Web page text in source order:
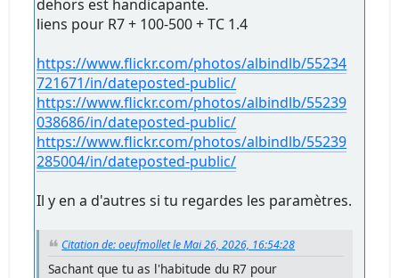
dehors est handicapante.
liens pour R7 + 100-500 + TC 1.4
https://www.flickr.com/photos/albindlb/55234
721671/in/dateposted-public/
https://www.flickr.com/photos/albindlb/55239
038686/in/dateposted-public/
https://www.flickr.com/photos/albindlb/55239
285004/in/dateposted-public/
Il y en a d'autres si tu regardes les paramètres.
Citation de: oeufmollet le Mai 26, 2026, 16:54:28
Sachant que tu as l'habitude du R7 pour